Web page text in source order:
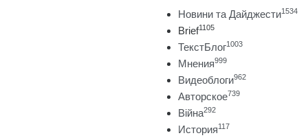
Новини та Дайджести1534
Brief1105
ТекстБлог1003
Мнения999
Видеоблоги962
Авторское739
Війна292
История117